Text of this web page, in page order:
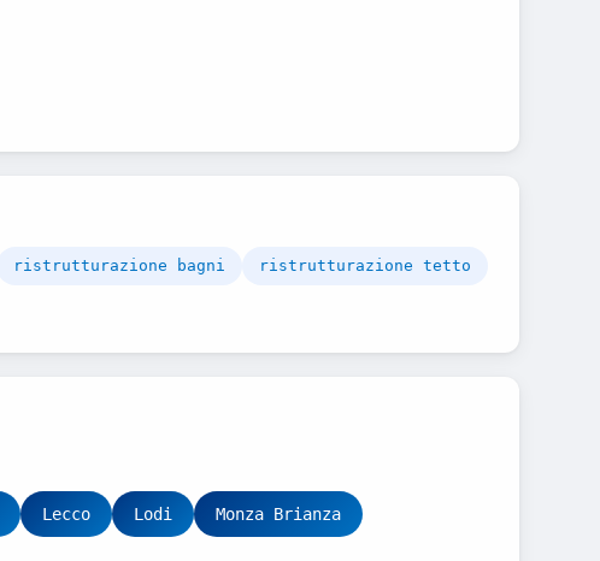
ristrutturazione bagni ristrutturazione tetto
Lecco Lodi Monza Brianza